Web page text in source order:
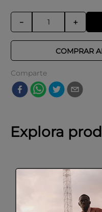
＋
－
COMPRAR
Comparte
Explora